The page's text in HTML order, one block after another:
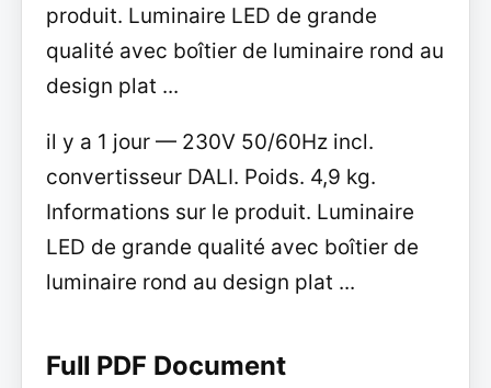
produit. Luminaire LED de grande
qualité avec boîtier de luminaire rond au
design plat ...
il y a 1 jour — 230V 50/60Hz incl.
convertisseur DALI. Poids. 4,9 kg.
Informations sur le produit. Luminaire
LED de grande qualité avec boîtier de
luminaire rond au design plat ...
Full PDF Document